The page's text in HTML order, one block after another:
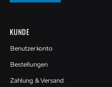
KUNDE
Benutzerkonto
Bestellungen
Zahlung & Versand